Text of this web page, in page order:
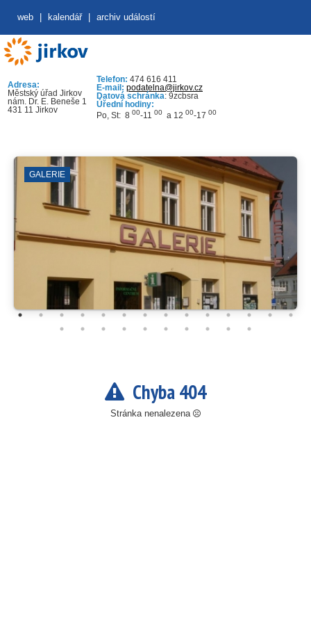
web kalendář archiv událostí
Adresa:
Městský úřad Jirkov
nám. Dr. E. Beneše 1
431 11 Jirkov
Telefon: 474 616 411
E-mail: podatelna@jirkov.cz
Datová schránka: 9zcbsra
Úřední hodiny:
Po, St: 8 00-11 00 a 12 00-17 00
GALERIE
Chyba 404
Stránka nenalezena